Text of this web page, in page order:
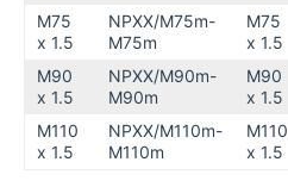
M75
x 1.5
NPXX/M75m-
M75m
M75
x 1.5
M90
x 1.5
NPXX/M90m-
M90m
M90
x 1.5
M110
x 1.5
NPXX/M110m-
M110m
M110
x 1.5